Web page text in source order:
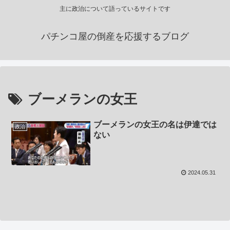
主に政治について語っているサイトです
パチンコ屋の倒産を応援するブログ
ブーメランの女王
政治
ブーメランの女王の名は伊達では
ない
2024.05.31